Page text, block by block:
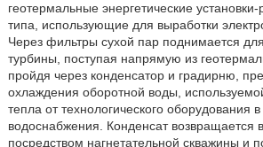
геотермальные энергетические
типа, использующие для выработки
Через фильтры сухой пар поднимается
турбины, поступая напрямую из
пройдя через конденсатор и градирню,
охлаждения оборотной воды,
тепла от технологического оборудования
водоснабжения. Конденсат возвращается
посредством нагнетательной скважины и